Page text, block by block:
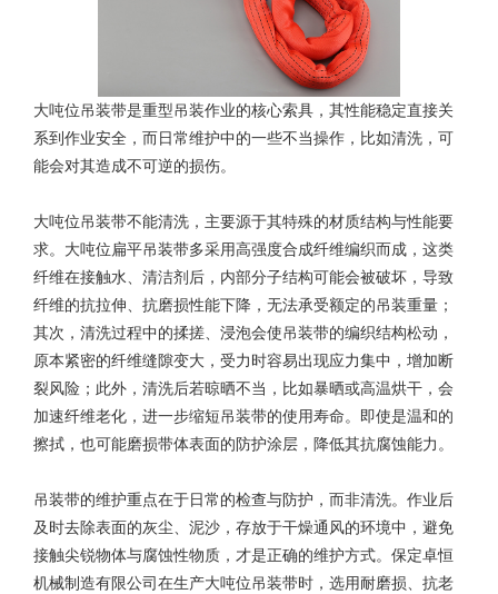
大吨位吊装带是重型吊装作业的核心索具，其性能稳定直接关
系到作业安全，而日常维护中的一些不当操作，比如清洗，可
能会对其造成不可逆的损伤。
大吨位吊装带不能清洗，主要源于其特殊的材质结构与性能要
求。大吨位扁平吊装带多采用高强度合成纤维编织而成，这类
纤维在接触水、清洁剂后，内部分子结构可能会被破坏，导致
纤维的抗拉伸、抗磨损性能下降，无法承受额定的吊装重量；
其次，清洗过程中的揉搓、浸泡会使吊装带的编织结构松动，
原本紧密的纤维缝隙变大，受力时容易出现应力集中，增加断
裂风险；此外，清洗后若晾晒不当，比如暴晒或高温烘干，会
加速纤维老化，进一步缩短吊装带的使用寿命。即使是温和的
擦拭，也可能磨损带体表面的防护涂层，降低其抗腐蚀能力。
吊装带的维护重点在于日常的检查与防护，而非清洗。作业后
及时去除表面的灰尘、泥沙，存放于干燥通风的环境中，避免
接触尖锐物体与腐蚀性物质，才是正确的维护方式。 保定卓恒
机械制造有限公司在生产大吨位吊装带时，选用耐磨损、抗老